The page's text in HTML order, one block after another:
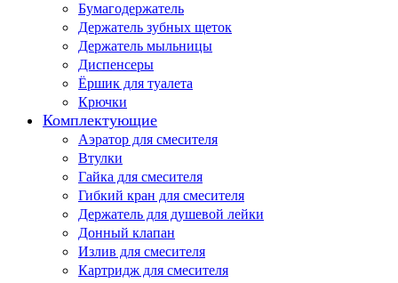
Бумагодержатель
Держатель зубных щеток
Держатель мыльницы
Диспенсеры
Ёршик для туалета
Крючки
Комплектующие
Аэратор для смесителя
Втулки
Гайка для смесителя
Гибкий кран для смесителя
Держатель для душевой лейки
Донный клапан
Излив для смесителя
Картридж для смесителя